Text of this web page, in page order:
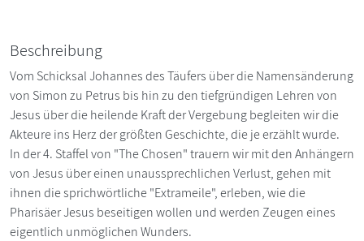
Beschreibung
Vom Schicksal Johannes des Täufers über die Namensänderung
von Simon zu Petrus bis hin zu den tiefgründigen Lehren von
Jesus über die heilende Kraft der Vergebung begleiten wir die
Akteure ins Herz der größten Geschichte, die je erzählt wurde.
In der 4. Staffel von "The Chosen" trauern wir mit den Anhängern
von Jesus über einen unaussprechlichen Verlust, gehen mit
ihnen die sprichwörtliche "Extrameile", erleben, wie die
Pharisäer Jesus beseitigen wollen und werden Zeugen eines
eigentlich unmöglichen Wunders.